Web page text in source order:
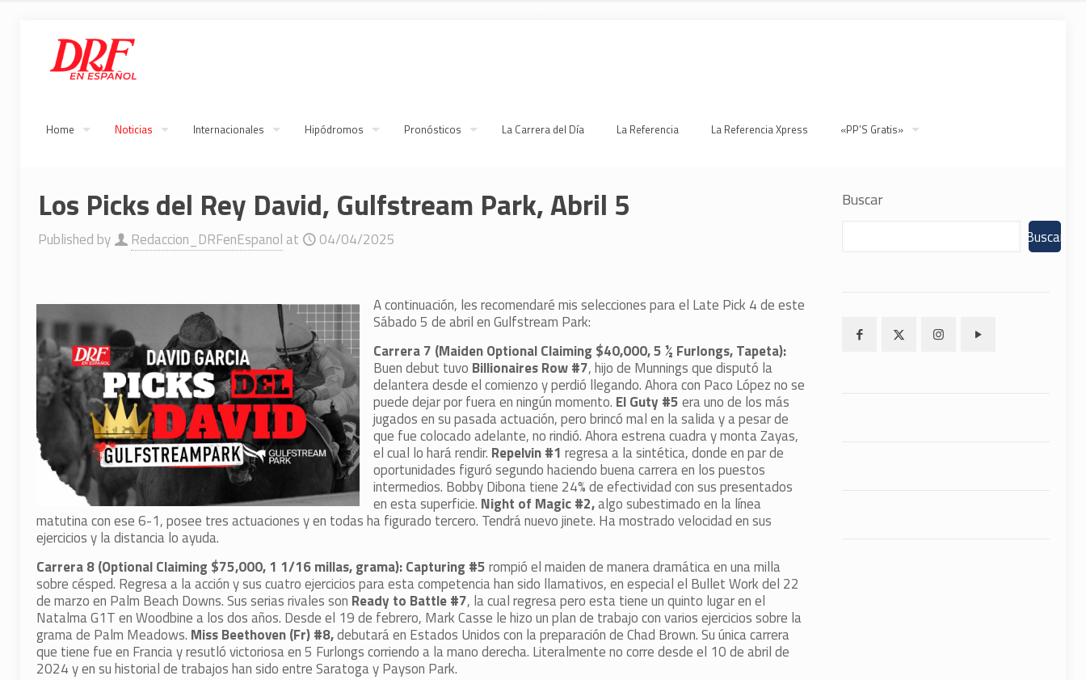
Home Noticias Internacionales Hipódromos Pronósticos La Carrera del Día La Referencia La Referencia Xpress «PP’S Gratis»
Los Picks del Rey David, Gulfstream Park, Abril 5
Published by Redaccion_DRFenEspanol at 04/04/2025
A continuación, les recomendaré mis selecciones para el Late Pick 4 de este
Sábado 5 de abril en Gulfstream Park:
Carrera 7 (Maiden Optional Claiming $40,000, 5 ½ Furlongs, Tapeta):
Buen debut tuvo Billionaires Row #7, hijo de Munnings que disputó la
delantera desde el comienzo y perdió llegando. Ahora con Paco López no se
puede dejar por fuera en ningún momento. El Guty #5era uno de los más
jugados en su pasada actuación, pero brincó mal en la salida y a pesar de
que fue colocado adelante, no rindió. Ahora estrena cuadra y monta Zayas,
el cual lo hará rendir. Repelvin #1 regresa a la sintética, donde en par de
oportunidades figuró segundo haciendo buena carrera en los puestos
intermedios. Bobby Dibona tiene 24% de efectividad con sus presentados
en esta superficie. Night of Magic #2,algo subestimado en la línea
matutina con ese 6-1, posee tres actuaciones y en todas ha figurado tercero. Tendrá nuevo jinete. Ha mostrado velocidad en sus
ejercicios y la distancia lo ayuda.
Carrera 8 (Optional Claiming $75,000, 1 1/16 millas, grama): Capturing #5rompió el maiden de manera dramática en una milla
sobre césped. Regresa a la acción y sus cuatro ejercicios para esta competencia han sido llamativos, en especial el Bullet Work del 22
de marzo en Palm Beach Downs. Sus serias rivales son Ready to Battle #7, la cual regresa pero esta tiene un quinto lugar en el
Natalma G1T en Woodbine a los dos años. Desde el 19 de febrero, Mark Casse le hizo un plan de trabajo con varios ejercicios sobre la
grama de Palm Meadows. Miss Beethoven (Fr) #8,debutará en Estados Unidos con la preparación de Chad Brown. Su única carrera
que tiene fue en Francia y resutló victoriosa en 5 Furlongs corriendo a la mano derecha. Literalmente no corre desde el 10 de abril de
2024 y en su historial de trabajos han sido entre Saratoga y Payson Park.
Buscar
Buscar